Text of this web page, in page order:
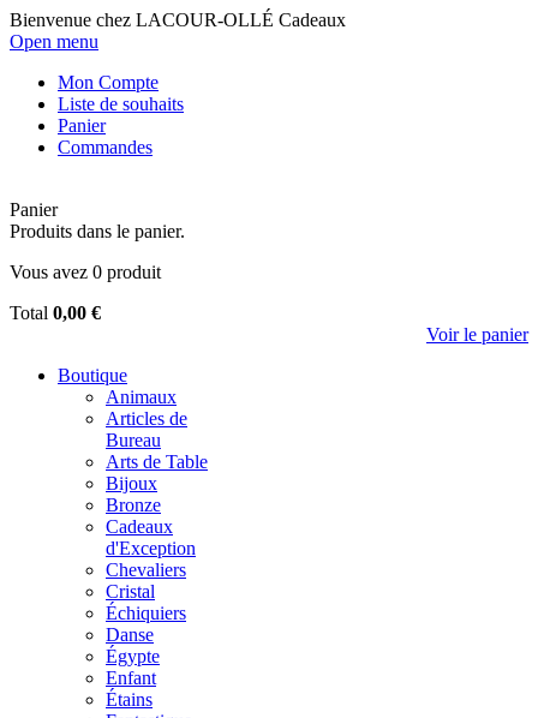
Bienvenue chez LACOUR-OLLÉ Cadeaux
Open menu
Mon Compte
Liste de souhaits
Panier
Commandes
Panier
Produits dans le panier.
Vous avez 0 produit
Total 0,00 €
Voir le panier
Boutique
Animaux
Articles de
Bureau
Arts de Table
Bijoux
Bronze
Cadeaux
d'Exception
Chevaliers
Cristal
Échiquiers
Danse
Égypte
Enfant
Étains